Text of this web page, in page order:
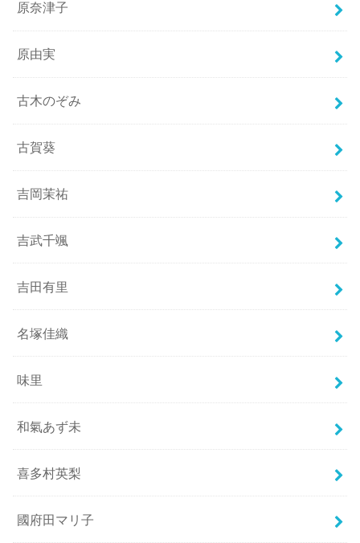
原奈津子
原由実
古木のぞみ
古賀葵
吉岡茉祐
吉武千颯
吉田有里
名塚佳織
味里
和氣あず未
喜多村英梨
國府田マリ子